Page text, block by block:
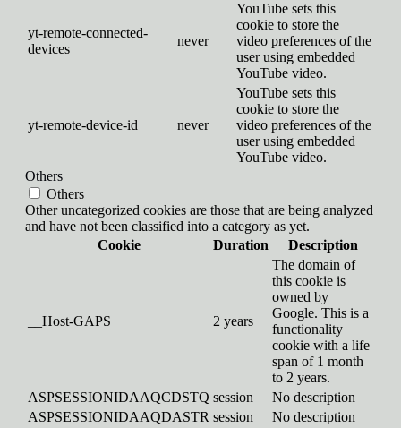
yt-remote-connected-
devices
never
YouTube sets this
cookie to store the
video preferences of the
user using embedded
YouTube video.
yt-remote-device-id never
YouTube sets this
cookie to store the
video preferences of the
user using embedded
YouTube video.
Others
Others
Other uncategorized cookies are those that are being analyzed
and have not been classified into a category as yet.
Cookie
Duration Description
__Host-GAPS 2 years
The domain of
this cookie is
owned by
Google. This is a
functionality
cookie with a life
span of 1 month
to 2 years.
ASPSESSIONIDAAQCDSTQ session
No description
ASPSESSIONIDAAQDASTR session
No description